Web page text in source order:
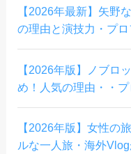
【2026年最新】矢野
の理由と演技力・プ
【2026年版】ノブロ
め！人気の理由・・
【2026年版】女性の
ルな一人旅・海外